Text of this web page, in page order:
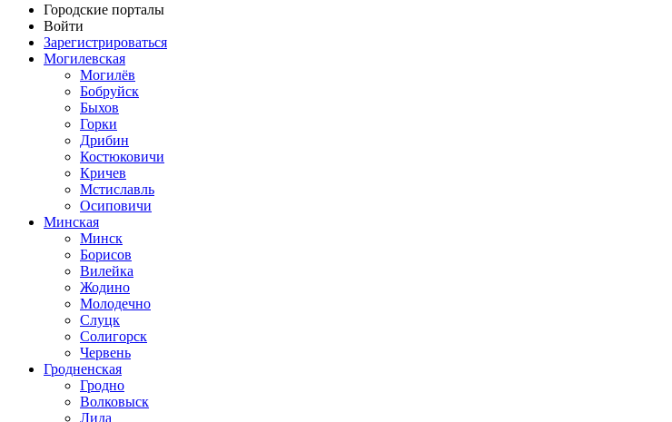
Городские порталы
Войти
Зарегистрироваться
Могилевская
Могилёв
Бобруйск
Быхов
Горки
Дрибин
Костюковичи
Кричев
Мстиславль
Осиповичи
Минская
Минск
Борисов
Вилейка
Жодино
Молодечно
Слуцк
Солигорск
Червень
Гродненская
Гродно
Волковыск
Лида